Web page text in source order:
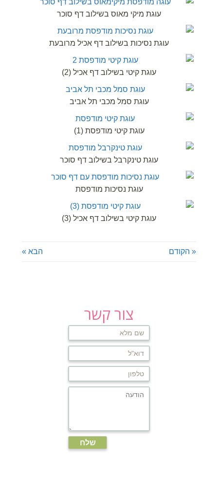
עוגת מיקי מאוס בשילוב דף סוכר
עוגת נסיכות בשילוב דף אכיל מרובעת
עוגת קיטי בשילוב דף אכיל (2)
עוגת סמל מכבי תל אביב
עוגת קיטי מודפסת (1)
עוגת טינקרבל בשילוב דף סוכר
עוגת נסיכות מודפסת
עוגת קיטי בשילוב דף אכיל (3)
« הקודם הבא »
צור קשר